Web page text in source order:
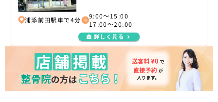
浦添前田駅車で4分
9:00～15:00
17:00～20:00
詳しく見る